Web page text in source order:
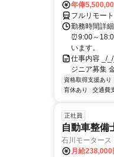
年俸
フルリモート
勤務時間詳
⏰9:00～
います。
仕事内容 _/
ジニア募集
資格取得支援あり
育休あり
交通費
正社員
自動車整備
石川モータース
月給238,000